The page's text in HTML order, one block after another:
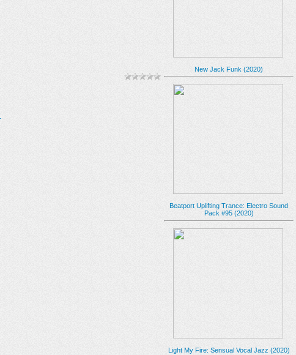
New Jack Funk (2020)
Beatport Uplifting Trance: Electro Sound
Pack #95 (2020)
Light My Fire: Sensual Vocal Jazz (2020)